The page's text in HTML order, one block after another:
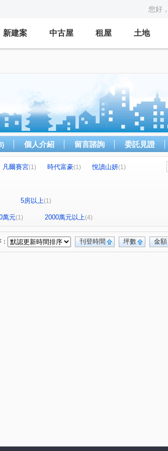
您好
新建案 中古屋 租屋 土地
個人介紹 留言諮詢 委託見證
凡爾賽宮(1) 時代富豪(1) 悅讀山妍(1)
5房以上(1)
萬元(1) 2000萬元以上(4)
金額
坪數
刊登時間